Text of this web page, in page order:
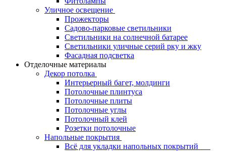
Уличное освещение
Прожекторы
Садово-парковые светильники
Светильники на солнечной батарее
Светильники уличные серий рку и жку
Фасадная подсветка
Отделочные материалы
Декор потолка
Интерьерный багет, молдинги
Потолочные плинтуса
Потолочные плиты
Потолочные углы
Потолочный клей
Розетки потолочные
Напольные покрытия
Всё для укладки напольных покрытий